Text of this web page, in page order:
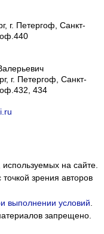
г. Петергоф, Санкт-
оф.440
г. Петергоф, Санкт-
оф.432, 434
используемых на сайте.
зрения авторов
выполнении условий.
запрещено.